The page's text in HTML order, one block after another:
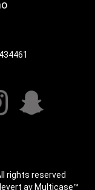
rights reserved
levert av Multicase™